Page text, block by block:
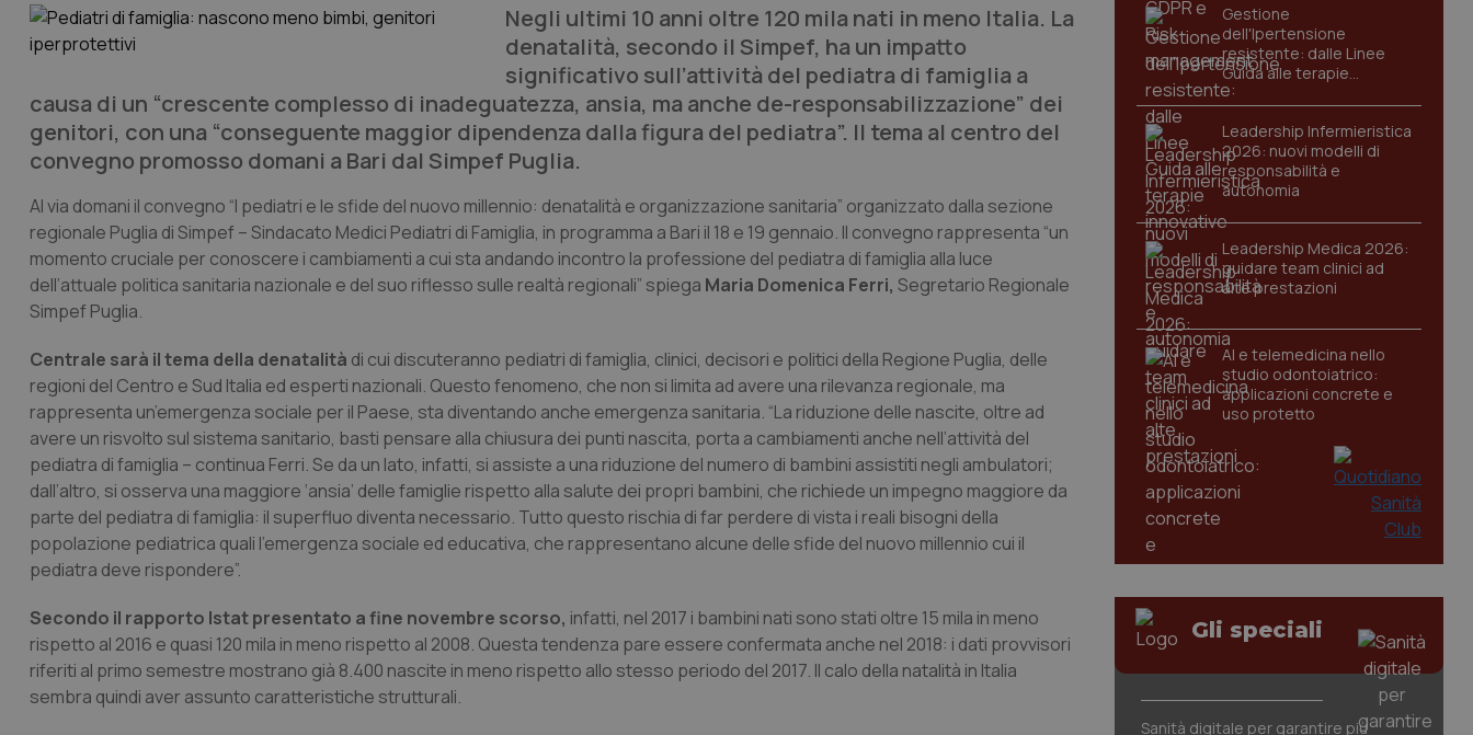
Negli ultimi 10 anni oltre 120 mila nati in meno Italia. La
denatalità, secondo il Simpef, ha un impatto
significativo sull’attività del pediatra di famiglia a
causa di un “crescente complesso di inadeguatezza, ansia, ma anche de-responsabilizzazione” dei
genitori, con una “conseguente maggior dipendenza dalla figura del pediatra”. Il tema al centro del
convegno promosso domani a Bari dal Simpef Puglia.
Al via domani il convegno “I pediatri e le sfide del nuovo millennio: denatalità e organizzazione sanitaria” organizzato dalla sezione
regionale Puglia di Simpef – Sindacato Medici Pediatri di Famiglia, in programma a Bari il 18 e 19 gennaio. Il convegno rappresenta “un
momento cruciale per conoscere i cambiamenti a cui sta andando incontro la professione del pediatra di famiglia alla luce
dell’attuale politica sanitaria nazionale e del suo riflesso sulle realtà regionali” spiega Maria Domenica Ferri, Segretario Regionale
Simpef Puglia.
Centrale sarà il tema della denatalità di cui discuteranno pediatri di famiglia, clinici, decisori e politici della Regione Puglia, delle
regioni del Centro e Sud Italia ed esperti nazionali. Questo fenomeno, che non si limita ad avere una rilevanza regionale, ma
rappresenta un’emergenza sociale per il Paese, sta diventando anche emergenza sanitaria. “La riduzione delle nascite, oltre ad
avere un risvolto sul sistema sanitario, basti pensare alla chiusura dei punti nascita, porta a cambiamenti anche nell’attività del
pediatra di famiglia – continua Ferri. Se da un lato, infatti, si assiste a una riduzione del numero di bambini assistiti negli ambulatori;
dall’altro, si osserva una maggiore ‘ansia’ delle famiglie rispetto alla salute dei propri bambini, che richiede un impegno maggiore da
parte del pediatra di famiglia: il superfluo diventa necessario. Tutto questo rischia di far perdere di vista i reali bisogni della
popolazione pediatrica quali l’emergenza sociale ed educativa, che rappresentano alcune delle sfide del nuovo millennio cui il
pediatra deve rispondere”.
Secondo il rapporto Istat presentato a fine novembre scorso, infatti, nel 2017 i bambini nati sono stati oltre 15 mila in meno
rispetto al 2016 e quasi 120 mila in meno rispetto al 2008. Questa tendenza pare essere confermata anche nel 2018: i dati provvisori
riferiti al primo semestre mostrano già 8.400 nascite in meno rispetto allo stesso periodo del 2017. Il calo della natalità in Italia
sembra quindi aver assunto caratteristiche strutturali.
Gestione
dell'Ipertensione
resistente: dalle Linee
Guida alle terapie
innovative
Leadership Infermieristica
2026: nuovi modelli di
responsabilità e
autonomia
Leadership Medica 2026:
guidare team clinici ad
alte prestazioni
AI e telemedicina nello
studio odontoiatrico:
applicazioni concrete e
uso protetto
Gli speciali
Sanità digitale per garantire più